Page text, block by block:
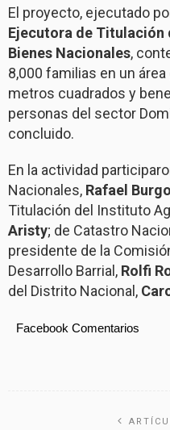
El proyecto, ejecutado
Ejecutora de Titulación
Bienes Nacionales,
8,000 familias en un
metros cuadrados y
personas del sector
concluido.
En la actividad
Nacionales, Rafael
Titulación del Instituto
Aristy; de Catastro
presidente de la
Desarrollo Barrial, Rolfi
del Distrito Nacional,
Facebook Comentarios